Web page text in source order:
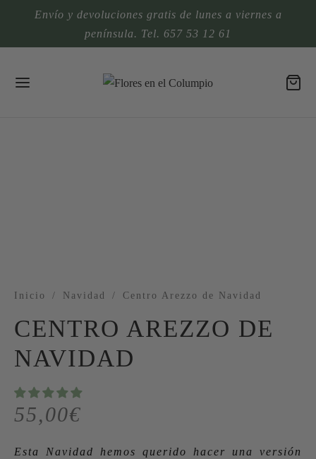
Envío y devoluciones gratis de lunes a viernes a
península. Tel. 657 53 12 61
Inicio / Navidad / Centro Arezzo de Navidad
CENTRO AREZZO DE
NAVIDAD
55,00€
Esta Navidad hemos querido hacer una versión